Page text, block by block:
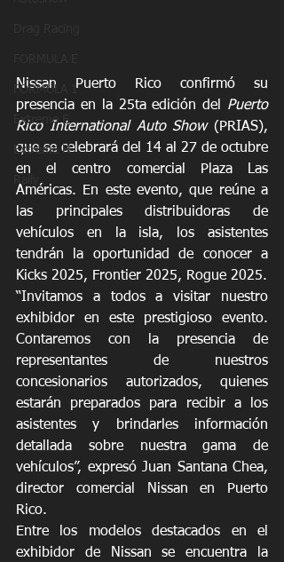
FORMULA 1
Extreme E
Extreme H
Nissan Puerto Rico confirmó su
presencia en la 25ta edición del Puerto
Rico International Auto Show (PRIAS),
que se celebrará del 14 al 27 de octubre
en el centro comercial Plaza Las
Américas. En este evento, que reúne a
las principales distribuidoras de
vehículos en la isla, los asistentes
tendrán la oportunidad de conocer a
Kicks 2025, Frontier 2025, Rogue 2025.
“Invitamos a todos a visitar nuestro
exhibidor en este prestigioso evento.
Contaremos con la presencia de
representantes de nuestros
concesionarios autorizados, quienes
estarán preparados para recibir a los
asistentes y brindarles información
detallada sobre nuestra gama de
vehículos”, expresó Juan Santana Chea,
director comercial Nissan en Puerto
Rico.
Entre los modelos destacados en el
exhibidor de Nissan se encuentra la